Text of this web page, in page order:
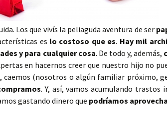
Los que vivís la peliaguda aventura de ser
es lo costoso que es. Hay mil
y para cualquier cosa. De todo y, además,
en hacernos creer que nuestro hijo no
caemos (nosotros o algún familiar próximo,
. Y, así, vamos acumulando trastos
gastando dinero que podríamos